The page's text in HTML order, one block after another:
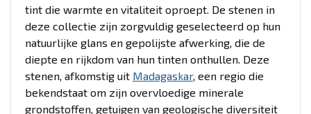
tint die warmte en vitaliteit oproept. De stenen in
deze collectie zijn zorgvuldig geselecteerd op hun
natuurlijke glans en gepolijste afwerking, die de
diepte en rijkdom van hun tinten onthullen. Deze
stenen, afkomstig uit Madagaskar, een regio die
bekendstaat om zijn overvloedige minerale
grondstoffen, getuigen van geologische diversiteit